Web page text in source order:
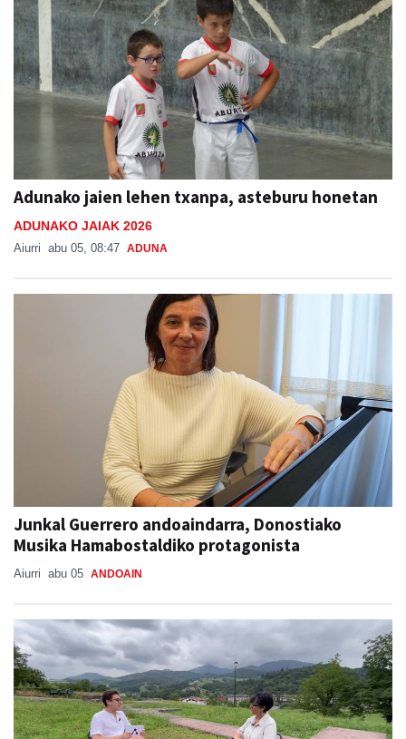
Adunako jaien lehen txanpa, asteburu honetan
ADUNAKO JAIAK 2026
Aiurri abu 05, 08:47 ADUNA
Junkal Guerrero andoaindarra, Donostiako
Musika Hamabostaldiko protagonista
Aiurri abu 05 ANDOAIN